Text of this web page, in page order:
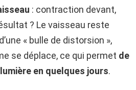
: contraction devant,
? Le vaisseau reste
« bulle de distorsion »,
se déplace, ce qui permet de
en quelques jours.